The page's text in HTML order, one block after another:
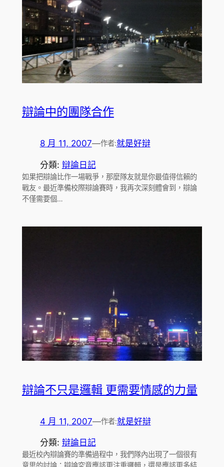
辯論中的團隊合作
8 月 11, 2007—作者:就是好辯
分類: 辯論日記
如果把辯論比作一場戰爭，那麼隊友就是你最值得信賴的
戰友。最近準備校際辯論賽時，我再次深刻體會到，辯論
不僅需要個…
辯論不只是邏輯 更需要情感的力量
4 月 11, 2007—作者:就是好辯
分類: 辯論日記
最近校內辯論賽的準備過程中，我們隊內出現了一個很有